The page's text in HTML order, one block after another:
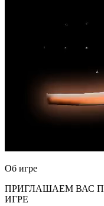
Об игре
ПРИГЛАШАЕМ ВАС
ИГРЕ